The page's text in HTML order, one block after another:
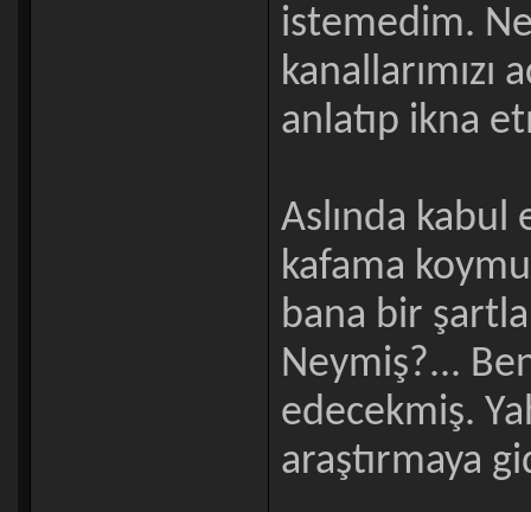
istemedim.
anlatıp ikna
Aslında
kafama
bana bir
Neymiş?...
edecekmiş.
araştırmaya